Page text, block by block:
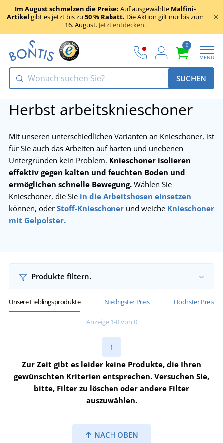
Im August schmelzen die Preise: Auf ausgewählte Malfini-
Artikel gibt es jetzt bis zu 50 % Rabatt. Die Aktion gilt nur bis zum
16. August. Jetzt entdecken.
0
MENU
SUCHEN
Herbst arbeitsknieschoner
Mit unseren unterschiedlichen Varianten an Knieschoner, ist
für Sie auch das Arbeiten auf harten und unebenen
Untergründen kein Problem. Knieschoner isolieren
effektiv gegen kalten und feuchten Boden und
ermöglichen schnelle Bewegung. Wählen Sie
Knieschoner, die Sie in die Arbeitshosen einsetzen
können, oder Stoff-Knieschoner und weiche Knieschoner
mit Gelpolster.
Produkte filtern.
Unsere Lieblingsprodukte Niedrigster Preis Höchster Preis
Anzeige 1-0 von 0
1
Zur Zeit gibt es leider keine Produkte, die Ihren
gewünschten Kriterien entsprechen. Versuchen Sie,
bitte, Filter zu löschen oder andere Filter
auszuwählen.
NACH OBEN